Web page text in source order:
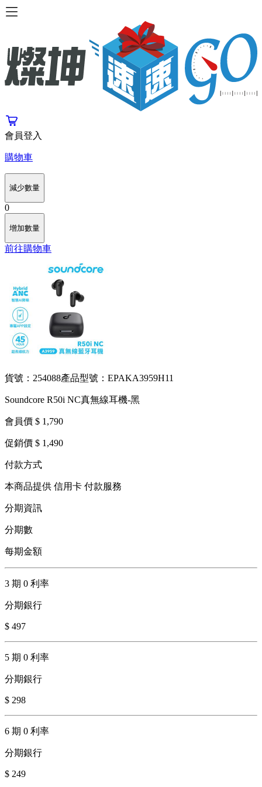
會員登入
購物車
減少數量
0
增加數量
前往購物車
貨號：254088產品型號：EPAKA3959H11
Soundcore R50i NC真無線耳機-黑
會員價 $ 1,790
促銷價 $ 1,490
付款方式
本商品提供 信用卡 付款服務
分期資訊
分期數
每期金額
3 期 0 利率
分期銀行
$ 497
5 期 0 利率
分期銀行
$ 298
6 期 0 利率
分期銀行
$ 249